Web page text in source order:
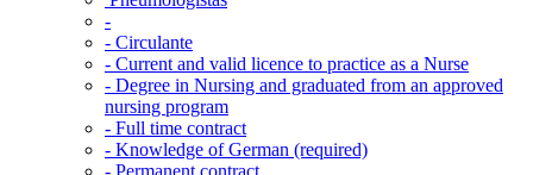
-
- Circulante
- Current and valid licence to practice as a Nurse
- Degree in Nursing and graduated from an approved
nursing program
- Full time contract
- Knowledge of German (required)
- Permanent contract